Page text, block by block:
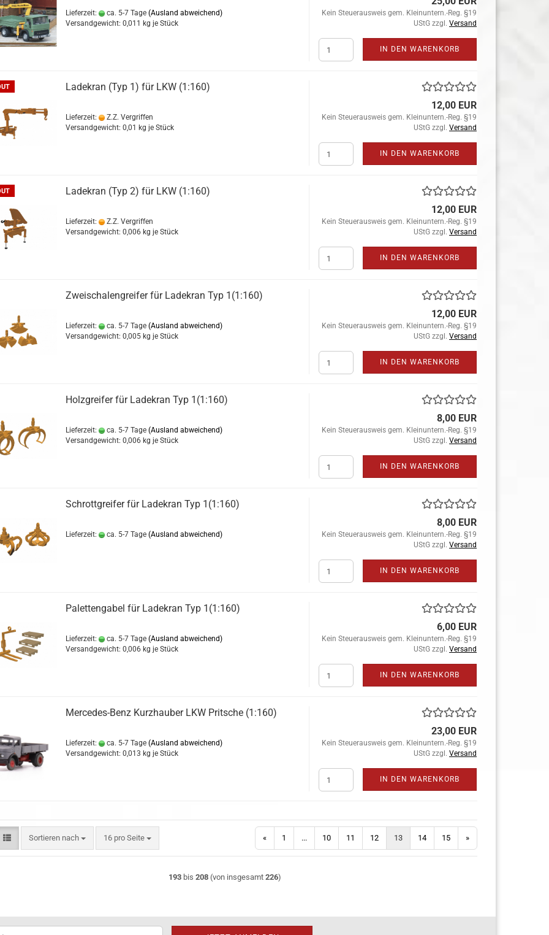
Lieferzeit: ca. 5-7 Tage (Ausland abweichend)
Versandgewicht: 0,011 kg je Stück
Kein Steuerausweis gem. Kleinuntern.-Reg. §19
UStG zzgl. Versand
IN DEN WARENKORB
Ladekran (Typ 1) für LKW (1:160)
Lieferzeit:
Z.Z. Vergriffen
Versandgewicht: 0,01 kg je Stück
12,00 EUR
Kein Steuerausweis gem. Kleinuntern.-Reg. §19
UStG zzgl. Versand
IN DEN WARENKORB
Ladekran (Typ 2) für LKW (1:160)
Lieferzeit:
Z.Z. Vergriffen
Versandgewicht: 0,006 kg je Stück
12,00 EUR
Kein Steuerausweis gem. Kleinuntern.-Reg. §19
UStG zzgl. Versand
IN DEN WARENKORB
Zweischalengreifer für Ladekran Typ 1(1:160)
Lieferzeit: ca. 5-7 Tage (Ausland abweichend)
Versandgewicht: 0,005 kg je Stück
12,00 EUR
Kein Steuerausweis gem. Kleinuntern.-Reg. §19
UStG zzgl. Versand
IN DEN WARENKORB
Holzgreifer für Ladekran Typ 1(1:160)
Lieferzeit: ca. 5-7 Tage (Ausland abweichend)
Versandgewicht: 0,006 kg je Stück
8,00 EUR
Kein Steuerausweis gem. Kleinuntern.-Reg. §19
UStG zzgl. Versand
IN DEN WARENKORB
Schrottgreifer für Ladekran Typ 1(1:160)
Lieferzeit: ca. 5-7 Tage (Ausland abweichend)
8,00 EUR
Kein Steuerausweis gem. Kleinuntern.-Reg. §19
UStG zzgl. Versand
IN DEN WARENKORB
Palettengabel für Ladekran Typ 1(1:160)
Lieferzeit: ca. 5-7 Tage (Ausland abweichend)
Versandgewicht: 0,006 kg je Stück
6,00 EUR
Kein Steuerausweis gem. Kleinuntern.-Reg. §19
UStG zzgl. Versand
IN DEN WARENKORB
Mercedes-Benz Kurzhauber LKW Pritsche (1:160)
Lieferzeit: ca. 5-7 Tage (Ausland abweichend)
Versandgewicht: 0,013 kg je Stück
23,00 EUR
Kein Steuerausweis gem. Kleinuntern.-Reg. §19
UStG zzgl. Versand
IN DEN WARENKORB
Sortieren nach
Sortieren nach 16 pro Seite
pro Seite « 1 ... 10 11 12 13 14 15 »
193bis 208(von insgesamt 226)